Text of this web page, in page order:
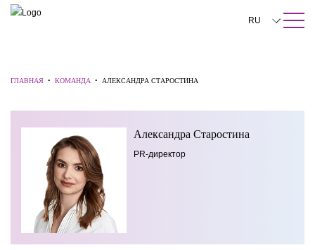
ПОИСК ПО САЙТУ Закрыть
RU
日本語
ГЛАВНАЯ • КОМАНДА • АЛЕКСАНДРА СТАРОСТИНА
Александра Старостина
PR-директор